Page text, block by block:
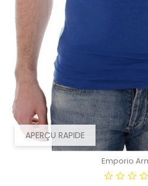
APERÇU RAPIDE
Emporio